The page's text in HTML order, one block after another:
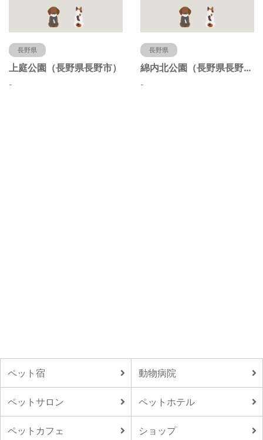
長野県
上庭公園（長野県長野市）
-
長野県
綿内北公園（長野県長野市）
-
ペット宿 動物病院
ペットサロン ペットホテル
ペットカフェ ショップ